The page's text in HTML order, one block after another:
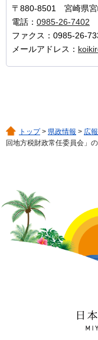
〒880-8501 宮崎県宮
電話： 0985-26-7402
ファクス：0985-26-
メールアドレス：
トップ> 県政情報 > 広
回地方税財政常任委員会」
日本